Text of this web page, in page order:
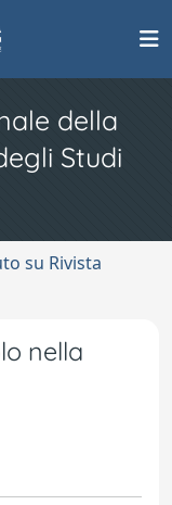
della
Studi
su Rivista
nella